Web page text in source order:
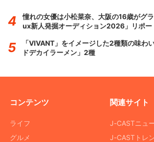
憧れの女優は小松菜奈、大阪の16歳が
ux新人発掘オーディション2026」リポー
「VIVANT」をイメージした2種類の味
ドデカイラーメン」2種
コンテンツ
ライフ
グルメ
関連サイト
J-CASTニュ
J-CASTトレ